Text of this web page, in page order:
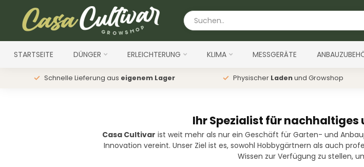
STARTSEITE DÜNGER ERLEICHTERUNG KLIMA MESSGERÄTE
Schnelle Lieferung aus eigenem Lager Physischer Ladenund Growshop
Ihr Spezialist für
Casa Cultivar ist weit mehr als nur ein Geschäft für Garten- und
Innovation vereint. Unser Ziel ist es, sowohl Hobbygärtnern als auch
Wissen zur Verfügung zu stellen,